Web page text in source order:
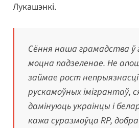
Лукашэнкі.
Сёння наша грамадства
моцна падзеленае. Не
займае рост
рускамоўных імігрантаў,
дамінуюць украінцы і
кажа суразмоўца RP,